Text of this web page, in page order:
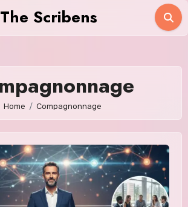
The Scribens
Home Compagnonnage